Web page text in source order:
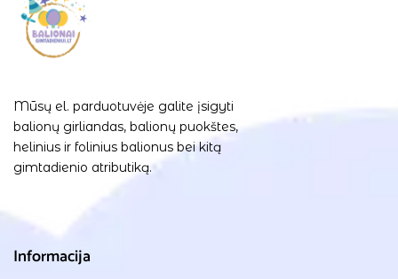
Mūsų el. parduotuvėje galite įsigyti
balionų girliandas, balionų puokštes,
helinius ir folinius balionus bei kitą
gimtadienio atributiką.
Informacija